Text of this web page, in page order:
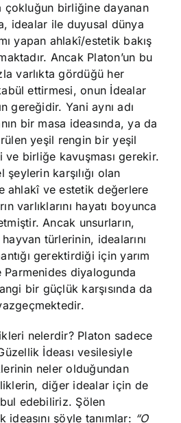
çokluğun birliğine dayanan
idealar ile duyusal dünya
yapan ahlakî/estetik bakış
Ancak Platon’un bu
varlıkta gördüğü her
ettirmesi, onun İdealar
gereğidir. Yani aynı adı
bir masa ideasında, ya da
yeşil rengin bir yeşil
ve birliğe kavuşması gerekir.
karşılığı olan
ahlakî ve estetik değerlere
varlıklarını hayatı boyunca
Ancak unsurların,
türlerinin, idealarını
gerektirdiği için yarım
Parmenides diyalogunda
bir güçlük karşısında da
nelerdir? Platon sadece
İdeası vesilesiyle
neler olduğundan
diğer idealar için de
edebiliriz. Şölen
şöyle tanımlar: “O